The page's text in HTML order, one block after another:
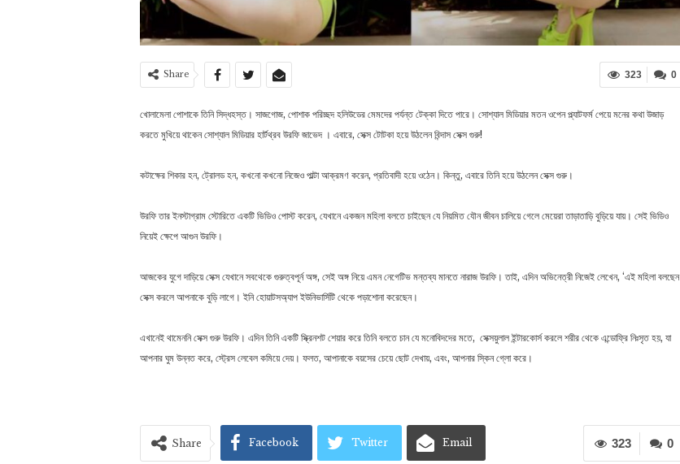
0
323
Share
খোলামেলা পোশাকে তিনি সিদ্ধহস্ত। সাজগোজ, পোশাক পরিচ্ছদ হলিউডের মেমদের পর্যন্ত টেক্কা দিতে পারে। সোশ্যাল মিডিয়ার মতন ওপেন প্ল্যাটফর্ম পেয়ে মনের কথা উজাড়
করতে মুখিয়ে থাকেন সোশ্যাল মিডিয়ার হার্টথ্রব উরফি জাভেদ । এবারে, সেক্স টোটকা হয়ে উঠলেন বিন্দাস সেক্স গুরু!
কটাক্ষের শিকার হন, ট্রোলড হন, কখনো কখনো নিজেও পাল্টা আক্রমণ করেন, প্রতিবাদী হয়ে ওঠেন। কিন্তু, এবারে তিনি হয়ে উঠলেন সেক্স গুরু।
উরফি তার ইনস্টাগ্রাম স্টোরিতে একটি ভিডিও পোস্ট করেন, যেখানে একজন মহিলা বলতে চাইছেন যে নিয়মিত যৌন জীবন চালিয়ে গেলে মেয়েরা তাড়াতাড়ি বুড়িয়ে যায়। সেই ভিডিও
নিয়েই ক্ষেপে আগুন উরফি।
আজকের যুগে দাড়িয়ে সেক্স যেখানে সবথেকে গুরুত্বপূর্ন অঙ্গ, সেই অঙ্গ নিয়ে এমন নেগেটিভ মন্তব্য মানতে নারাজ উরফি। তাই, এদিন অভিনেত্রী নিজেই লেখেন, ‘এই মহিলা বলছেন
সেক্স করলে আপনাকে বুড়ি লাগে। ইনি হোয়াটসঅ্যাপ ইউনিভার্সিটি থেকে পড়াশোনা করেছেন।
এখানেই থামেননি সেক্স গুরু উরফি। এদিন তিনি একটি স্ক্রিনশট শেয়ার করে তিনি বলতে চান যে মনোবিদদের মতে, সেক্সয়ুলাল ইন্টারকোর্স করলে শরীর থেকে এন্ডোফ্রি নিঃসৃত হয়, যা
আপনার ঘুম উন্নত করে, স্ট্রেস লেবেল কমিয়ে দেয়। ফলত, আপানাকে বয়সের চেয়ে ছোট দেখায়, এবং, আপনার স্কিন গ্লো করে।
0
323
Share Facebook Twitter Email